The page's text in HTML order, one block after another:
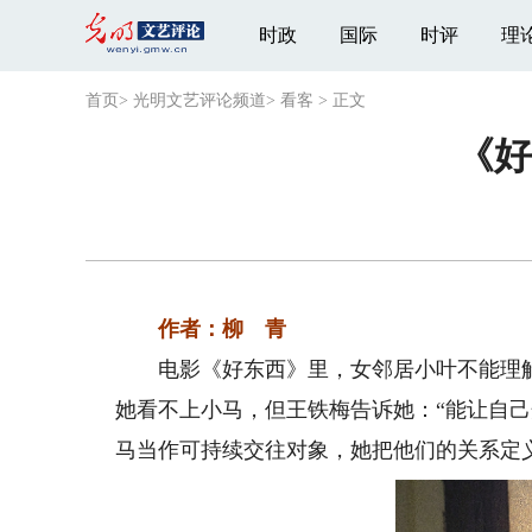
时政 国际 时评 理
首页 > 光明文艺评论频道> 看客 > 正文
《
作者：柳 青
电影《好东西》里，女邻居小叶不能理
她看不上小马，但王铁梅告诉她：“能让自
马当作可持续交往对象，她把他们的关系定